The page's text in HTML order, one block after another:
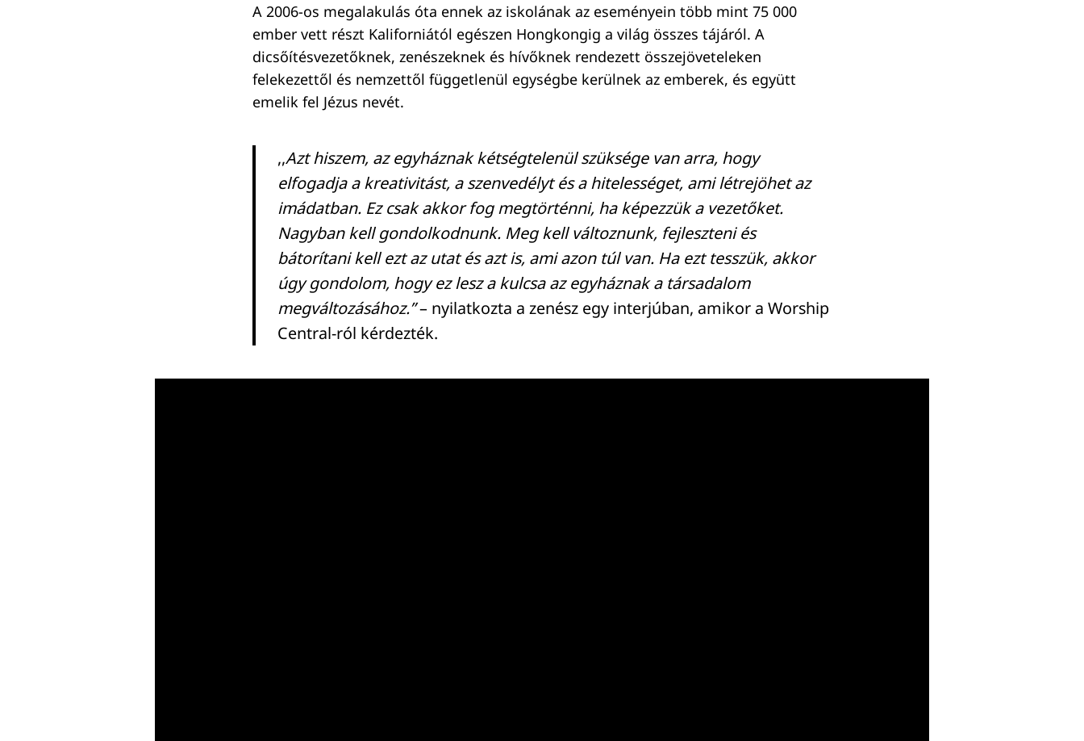
A 2006-os megalakulás óta ennek az iskolának az eseményein több mint 75 000
ember vett részt Kaliforniától egészen Hongkongig a világ összes tájáról. A
dicsőítésvezetőknek, zenészeknek és hívőknek rendezett összejöveteleken
felekezettől és nemzettől függetlenül egységbe kerülnek az emberek, és együtt
emelik fel Jézus nevét.
,,Azt hiszem, az egyháznak kétségtelenül szüksége van arra, hogy
elfogadja a kreativitást, a szenvedélyt és a hitelességet, ami létrejöhet az
imádatban. Ez csak akkor fog megtörténni, ha képezzük a vezetőket.
Nagyban kell gondolkodnunk. Meg kell változnunk, fejleszteni és
bátorítani kell ezt az utat és azt is, ami azon túl van. Ha ezt tesszük, akkor
úgy gondolom, hogy ez lesz a kulcsa az egyháznak a társadalom
megváltozásához.”– nyilatkozta a zenész egy interjúban, amikor a Worship
Central-ról kérdezték.